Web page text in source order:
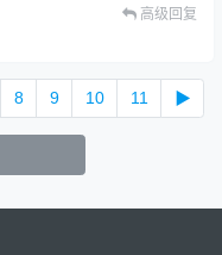
高级回复
8 9 10 11 ▶